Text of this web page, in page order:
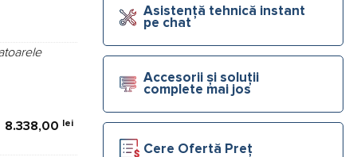
8.338,00 lei
Asistență tehnică instant
pe chat
Accesorii și soluții
complete mai jos
Cere Ofertă Preț